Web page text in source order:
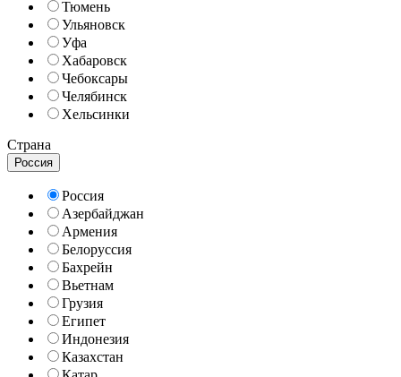
Тюмень
Ульяновск
Уфа
Хабаровск
Чебоксары
Челябинск
Хельсинки
Страна
Россия
Россия
Азербайджан
Армения
Белоруссия
Бахрейн
Вьетнам
Грузия
Египет
Индонезия
Казахстан